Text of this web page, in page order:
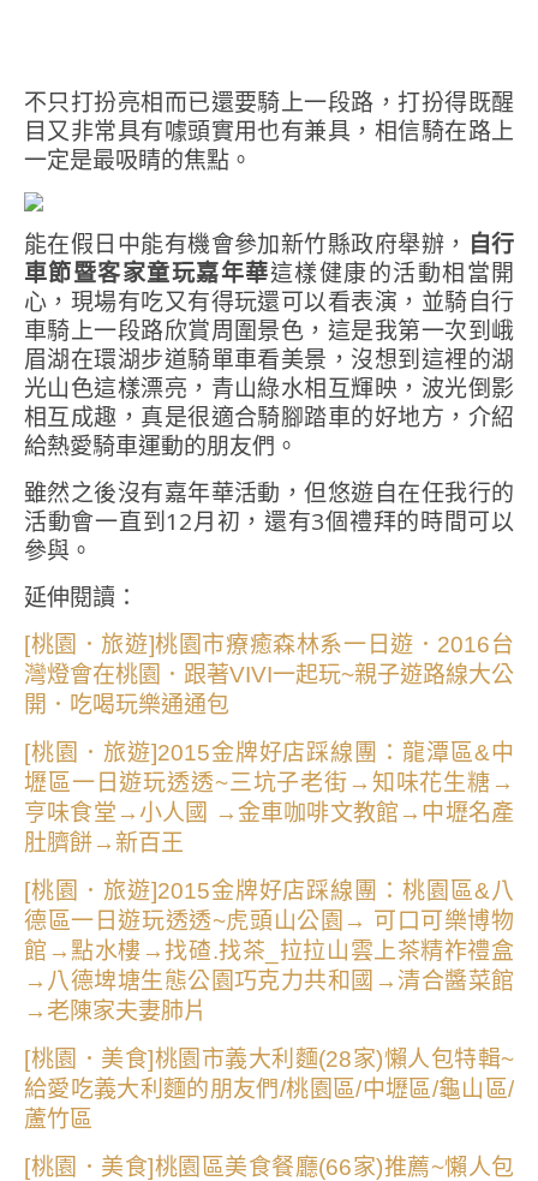
不只打扮亮相而已還要騎上一段路，打扮得既醒
目又非常具有噱頭實用也有兼具，相信騎在路上
一定是最吸睛的焦點。
能在假日中能有機會參加新竹縣政府舉辦， 自行
車節暨客家童玩嘉年華這樣健康的活動相當開
心，現場有吃又有得玩還可以看表演，並騎自行
車騎上一段路欣賞周圍景色，這是我第一次到峨
眉湖在環湖步道騎單車看美景，沒想到這裡的湖
光山色這樣漂亮，青山綠水相互輝映，波光倒影
相互成趣，真是很適合騎腳踏車的好地方，介紹
給熱愛騎車運動的朋友們。
雖然之後沒有嘉年華活動，但悠遊自在任我行的
活動會一直到12月初，還有3個禮拜的時間可以
參與。
延伸閱讀：
[桃園．旅遊]桃園市療癒森林系一日遊．2016台
灣燈會在桃園．跟著VIVI一起玩~親子遊路線大公
開．吃喝玩樂通通包
[桃園．旅遊]2015金牌好店踩線團：龍潭區&中
壢區一日遊玩透透~三坑子老街→知味花生糖→
亨味食堂→小人國 →金車咖啡文教館→中壢名產
肚臍餅→新百王
[桃園．旅遊]2015金牌好店踩線團：桃園區&八
德區一日遊玩透透~虎頭山公園→ 可口可樂博物
館→點水樓→找碴.找茶_拉拉山雲上茶精祚禮盒
→八德埤塘生態公園巧克力共和國→清合醬菜館
→老陳家夫妻肺片
[桃園．美食]桃園市義大利麵(28家)懶人包特輯~
給愛吃義大利麵的朋友們/桃園區/中壢區/龜山區/
蘆竹區
[桃園．美食]桃園區美食餐廳(66家)推薦~懶人包